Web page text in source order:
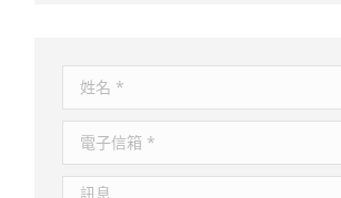
姓名 *
電子信箱 *
訊息